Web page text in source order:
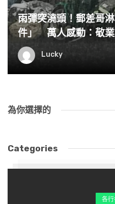
雨彈突澆頭！郵差哥
件」 萬人感動：敬
Lucky
為你選擇的
Categories
各